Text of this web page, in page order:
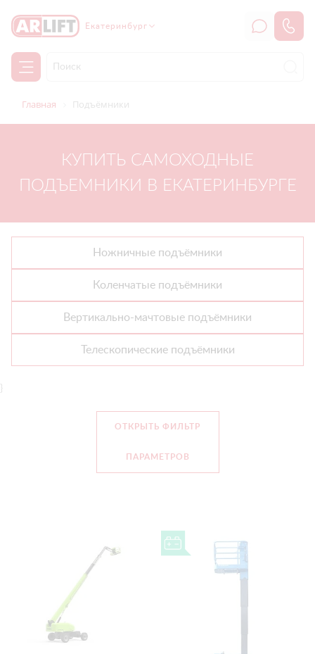
Екатеринбург
Главная Подъёмники
КУПИТЬ САМОХОДНЫЕ
ПОДЪЕМНИКИ В ЕКАТЕРИНБУРГЕ
Ножничные подъёмники
Коленчатые подъёмники
Вертикально-мачтовые подъёмники
Телескопические подъёмники
ОТКРЫТЬ ФИЛЬТР
ПАРАМЕТРОВ